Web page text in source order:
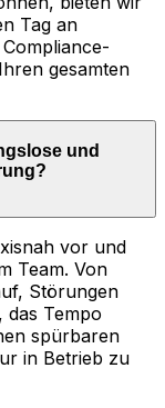
Tag an
gesamten
und
vor und
Team. Von
Störungen
das Tempo
spürbaren
in Betrieb zu